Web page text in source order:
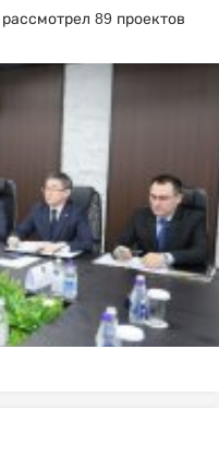
89 проектов